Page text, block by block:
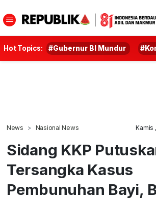
Hot Topics: #Gubernur BI Mundur
News Nasional News Kamis
Sidang KKP
Tersangka Kasus
Pembunuhan Bayi,